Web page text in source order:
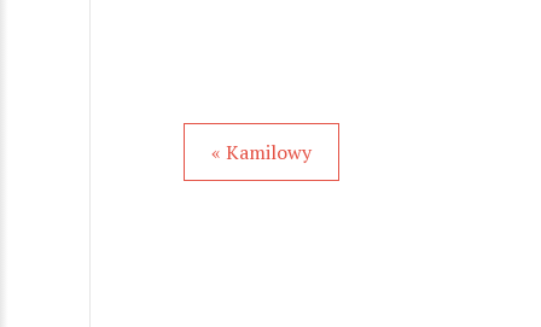
« Kamilowy